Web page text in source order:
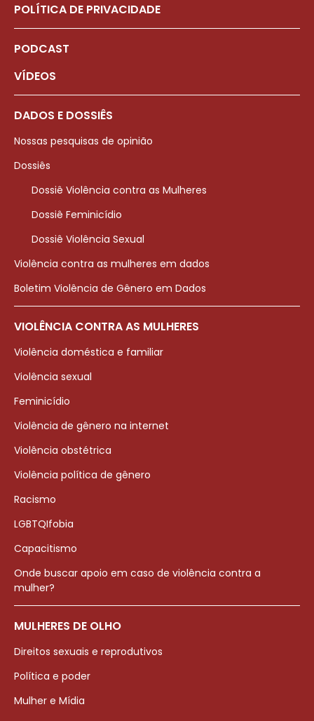
POLÍTICA DE PRIVACIDADE
PODCAST
VÍDEOS
DADOS E DOSSIÊS
Nossas pesquisas de opinião
Dossiês
Dossiê Violência contra as Mulheres
Dossiê Feminicídio
Dossiê Violência Sexual
Violência contra as mulheres em dados
Boletim Violência de Gênero em Dados
VIOLÊNCIA CONTRA AS MULHERES
Violência doméstica e familiar
Violência sexual
Feminicídio
Violência de gênero na internet
Violência obstétrica
Violência política de gênero
Racismo
LGBTQIfobia
Capacitismo
Onde buscar apoio em caso de violência contra a
mulher?
MULHERES DE OLHO
Direitos sexuais e reprodutivos
Política e poder
Mulher e Mídia